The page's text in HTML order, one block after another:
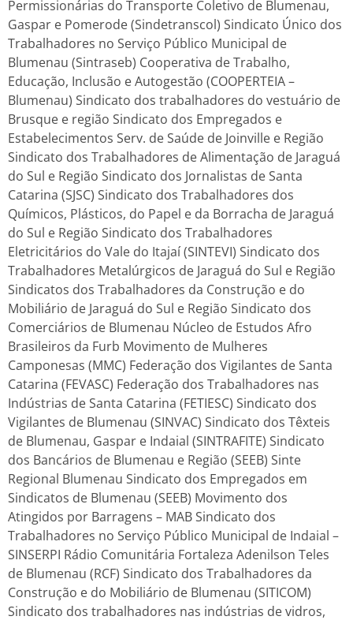
Permissionárias do Transporte Coletivo de Blumenau,
Gaspar e Pomerode (Sindetranscol) Sindicato Único dos
Trabalhadores no Serviço Público Municipal de
Blumenau (Sintraseb) Cooperativa de Trabalho,
Educação, Inclusão e Autogestão (COOPERTEIA –
Blumenau) Sindicato dos trabalhadores do vestuário de
Brusque e região Sindicato dos Empregados e
Estabelecimentos Serv. de Saúde de Joinville e Região
Sindicato dos Trabalhadores de Alimentação de Jaraguá
do Sul e Região Sindicato dos Jornalistas de Santa
Catarina (SJSC) Sindicato dos Trabalhadores dos
Químicos, Plásticos, do Papel e da Borracha de Jaraguá
do Sul e Região Sindicato dos Trabalhadores
Eletricitários do Vale do Itajaí (SINTEVI) Sindicato dos
Trabalhadores Metalúrgicos de Jaraguá do Sul e Região
Sindicatos dos Trabalhadores da Construção e do
Mobiliário de Jaraguá do Sul e Região Sindicato dos
Comerciários de Blumenau Núcleo de Estudos Afro
Brasileiros da Furb Movimento de Mulheres
Camponesas (MMC) Federação dos Vigilantes de Santa
Catarina (FEVASC) Federação dos Trabalhadores nas
Indústrias de Santa Catarina (FETIESC) Sindicato dos
Vigilantes de Blumenau (SINVAC) Sindicato dos Têxteis
de Blumenau, Gaspar e Indaial (SINTRAFITE) Sindicato
dos Bancários de Blumenau e Região (SEEB) Sinte
Regional Blumenau Sindicato dos Empregados em
Sindicatos de Blumenau (SEEB) Movimento dos
Atingidos por Barragens – MAB Sindicato dos
Trabalhadores no Serviço Público Municipal de Indaial –
SINSERPI Rádio Comunitária Fortaleza Adenilson Teles
de Blumenau (RCF) Sindicato dos Trabalhadores da
Construção e do Mobiliário de Blumenau (SITICOM)
Sindicato dos trabalhadores nas indústrias de vidros,